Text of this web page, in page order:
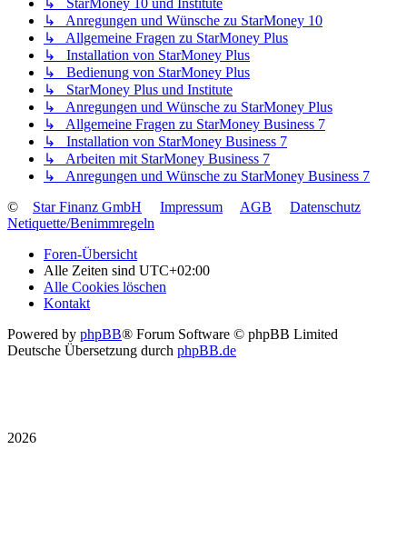
↳ StarMoney 10 und Institute
↳ Anregungen und Wünsche zu StarMoney 10
↳ Allgemeine Fragen zu StarMoney Plus
↳ Installation von StarMoney Plus
↳ Bedienung von StarMoney Plus
↳ StarMoney Plus und Institute
↳ Anregungen und Wünsche zu StarMoney Plus
↳ Allgemeine Fragen zu StarMoney Business 7
↳ Installation von StarMoney Business 7
↳ Arbeiten mit StarMoney Business 7
↳ Anregungen und Wünsche zu StarMoney Business 7
©
Star Finanz GmbH Impressum AGB
Datenschutz
Netiquette/Benimmregeln
Foren-Übersicht
Alle Zeiten sind UTC+02:00
Alle Cookies löschen
Kontakt
Powered by phpBB® Forum Software © phpBB Limited
Deutsche Übersetzung durch phpBB.de
2026